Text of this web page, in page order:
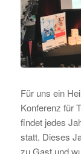
Für uns ein
Konferenz für
findet jedes
statt. Dieses
zu Gast und